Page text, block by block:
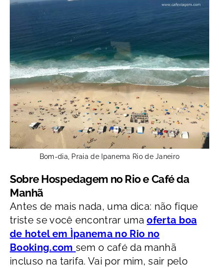
Bom-dia, Praia de Ipanema Rio de Janeiro
Sobre Hospedagem no Rio e Café da
Manhã
Antes de mais nada, uma dica: não fique
triste se você encontrar umaoferta boa
de hotel em Ìpanema no Rio no
Booking.com sem o café da manhã
incluso na tarifa. Vai por mim, sair pelo